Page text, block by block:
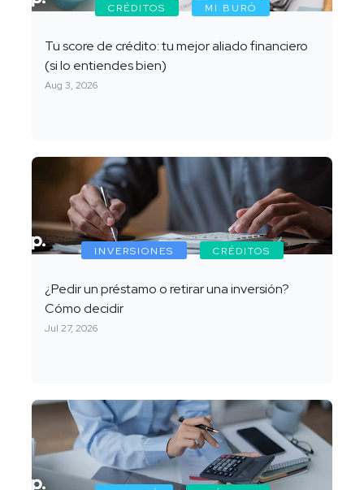
CRÉDITOS MI BURÓ
Tu score de crédito: tu mejor aliado financiero
(si lo entiendes bien)
Aug 3, 2026
INVERSIONES CRÉDITOS
¿Pedir un préstamo o retirar una inversión?
Cómo decidir
Jul 27, 2026